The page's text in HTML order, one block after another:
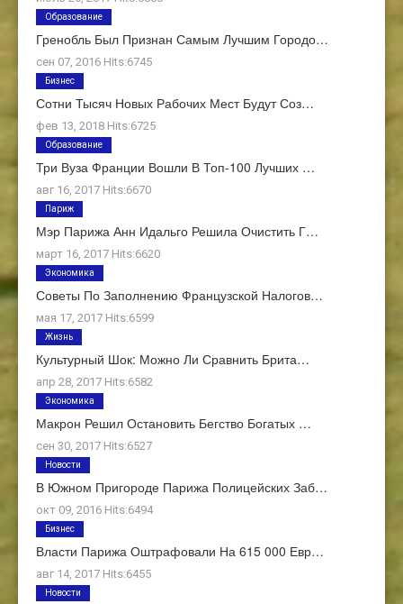
Гренобль Был Признан Самым Лучшим Городо…
сен 07, 2016 Hits:6745
Образование
Сотни Тысяч Новых Рабочих Мест Будут Соз…
фев 13, 2018 Hits:6725
Бизнес
Три Вуза Франции Вошли В Топ-100 Лучших …
авг 16, 2017 Hits:6670
Образование
Мэр Парижа Анн Идальго Решила Очистить Г…
март 16, 2017 Hits:6620
Париж
Советы По Заполнению Французской Налогов…
мая 17, 2017 Hits:6599
Экономика
Культурный Шок: Можно Ли Сравнить Брита…
апр 28, 2017 Hits:6582
Жизнь
Макрон Решил Остановить Бегство Богатых …
сен 30, 2017 Hits:6527
Экономика
В Южном Пригороде Парижа Полицейских Заб…
окт 09, 2016 Hits:6494
Новости
Власти Парижа Оштрафовали На 615 000 Евр…
авг 14, 2017 Hits:6455
Бизнес
Новости